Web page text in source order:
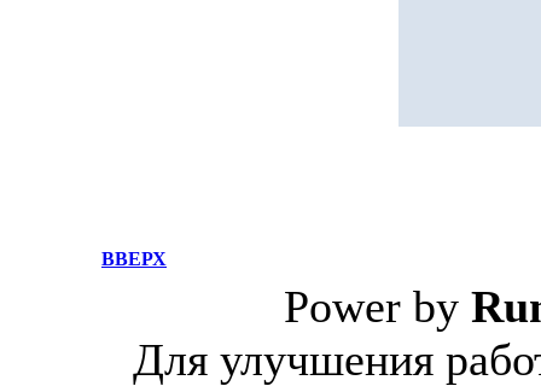
ВВЕРХ
Power by
Для улучшения